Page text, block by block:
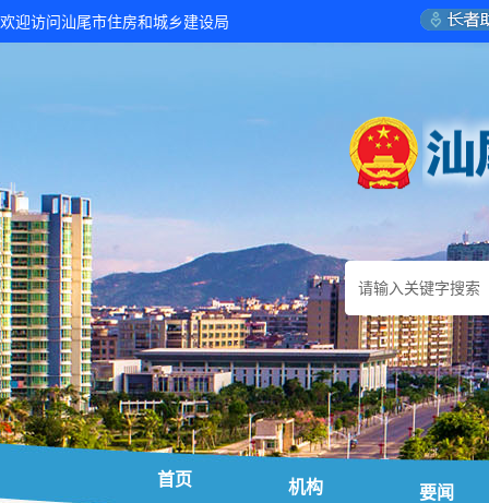
欢迎访问汕尾市住房和城乡建设局
首页 机构 要闻